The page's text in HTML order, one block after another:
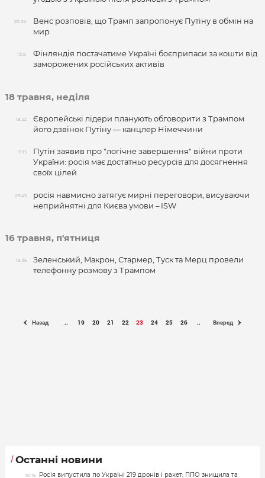
20:04
Венс розповів, що Трамп запропонує Путіну в обмін на
мир
13:51
Фінляндія постачатиме Україні боєприпаси за кошти від
заморожених російських активів
18 травня, неділя
18:22
Європейські лідери планують обговорити з Трампом
його дзвінок Путіну — канцлер Німеччини
15:13
Путін заявив про "логічне завершення" війни проти
України: росія має достатньо ресурсів для досягнення
своїх цілей
09:43
росія навмисно затягує мирні переговори, висуваючи
неприйнятні для Києва умови – ISW
16 травня, п'ятниця
18:36
Зеленський, Макрон, Стармер, Туск та Мерц провели
телефонну розмову з Трампом
Назад .. 19 20 21 22 23 24 25 26 .. Вперед
Останні новини
10:16 Росія випустила по Україні 219 дронів і ракет: ППО знищила та